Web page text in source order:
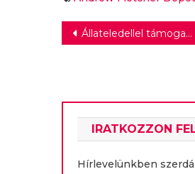
Bejegyzés
Állateledellel támogatja a NOÉ Állatotthon Alapítványt és a REX Kutyaotthon Alapítványt a Lidl Magyarország
IRATKOZZON
Hírlevelünkben